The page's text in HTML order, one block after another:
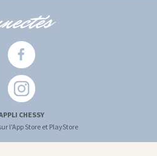
CHESSY
l'App Store et PlayStore